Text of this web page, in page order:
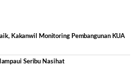
Kakanwil Monitoring Pembangunan KUA
Seribu Nasihat